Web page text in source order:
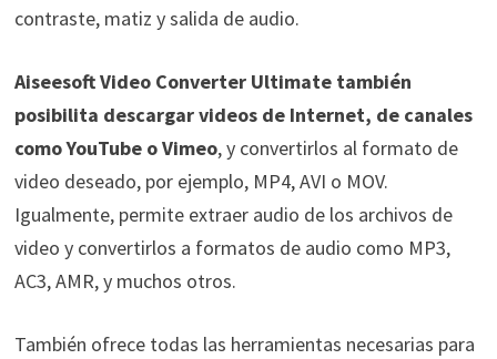
contraste, matiz y salida de audio.
Aiseesoft Video Converter Ultimate también
posibilita descargar videos de Internet, de canales
como YouTube o Vimeo, y convertirlos al formato de
video deseado, por ejemplo, MP4, AVI o MOV.
Igualmente, permite extraer audio de los archivos de
video y convertirlos a formatos de audio como MP3,
AC3, AMR, y muchos otros.
También ofrece todas las herramientas necesarias para